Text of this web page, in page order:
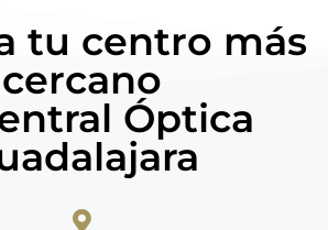
tu centro más
cercano
Óptica